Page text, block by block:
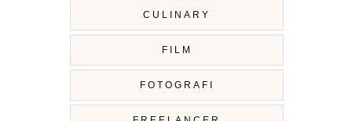
CULINARY
FILM
FOTOGRAFI